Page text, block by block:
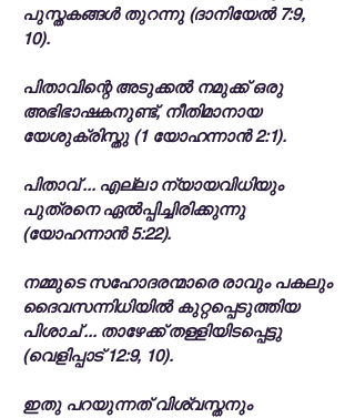
പുസ്തകങ്ങൾ തുറന്നു (ദാനിയേൽ 7:9,
10).
പിതാവിന്റെ അടുക്കൽ നമുക്ക് ഒരു
അഭിഭാഷകനുണ്ട്, നീതിമാനായ
യേശുക്രിസ്തു (1 യോഹന്നാൻ 2:1).
പിതാവ് ... എല്ലാ ന്യായവിധിയും
പുത്രനെ ഏൽപ്പിച്ചിരിക്കുന്നു
(യോഹന്നാൻ 5:22).
നമ്മുടെ സഹോദരന്മാരെ രാവും പകലും
ദൈവസന്നിധിയിൽ കുറ്റപ്പെടുത്തിയ
പിശാച് ... താഴേക്ക് തള്ളിയിടപ്പെട്ടു
(വെളിപ്പാട് 12:9, 10).
ഇതു പറയുന്നത് വിശ്വസ്തനും